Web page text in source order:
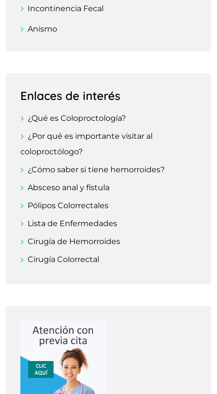
Incontinencia Fecal
Anismo
Enlaces de interés
¿Qué es Coloproctología?
¿Por qué es importante visitar al
coloproctólogo?
¿Cómo saber si tiene hemorroides?
Absceso anal y fístula
Pólipos Colorrectales
Lista de Enfermedades
Cirugía de Hemorroides
Cirugía Colorrectal